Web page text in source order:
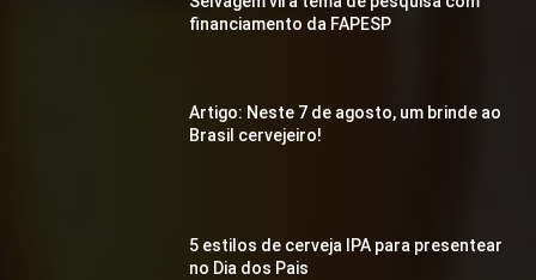
financiamento da FAPESP
Artigo: Neste 7 de agosto, um brinde ao
Brasil cervejeiro!
5 estilos de cerveja IPA para presentear
no Dia dos Pais